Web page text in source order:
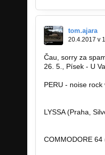
tom.ajara
20.4.2017 v
Čau, sorry za
26. 5., Písek - U
PERU - noise
LYSSA (Praha,
COMMODORE 64